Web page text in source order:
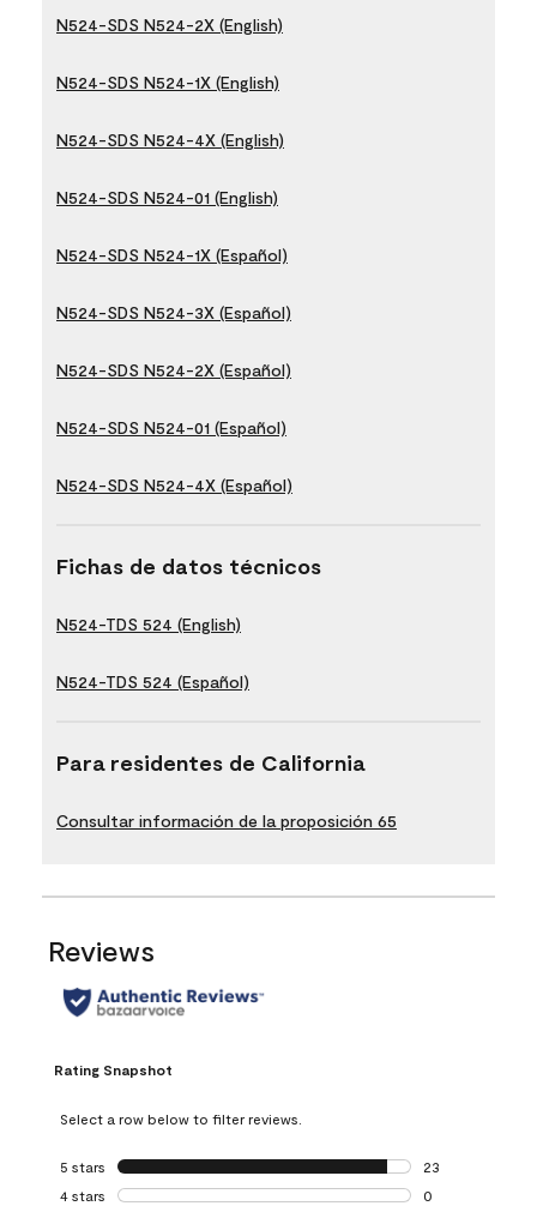
N524-SDS N524-2X (English)
N524-SDS N524-1X (English)
N524-SDS N524-4X (English)
N524-SDS N524-01 (English)
N524-SDS N524-1X (Español)
N524-SDS N524-3X (Español)
N524-SDS N524-2X (Español)
N524-SDS N524-01 (Español)
N524-SDS N524-4X (Español)
Fichas de datos técnicos
N524-TDS 524 (English)
N524-TDS 524 (Español)
Para residentes de California
Consultar información de la proposición 65
Reviews
Rating Snapshot
Select a row below to filter reviews.
5 stars stars
23
23 reviews with
4 stars stars
0